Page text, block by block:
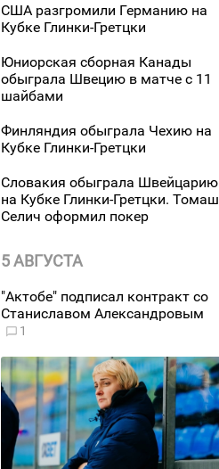
США разгромили Германию на
Кубке Глинки-Гретцки
Юниорская сборная Канады
обыграла Швецию в матче с 11
шайбами
Финляндия обыграла Чехию на
Кубке Глинки-Гретцки
Словакия обыграла Швейцарию
на Кубке Глинки-Гретцки. Томаш
Селич оформил покер
5 АВГУСТА
"Актобе" подписал контракт со
Станиславом Александровым
1